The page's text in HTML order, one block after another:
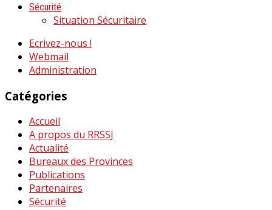
Sécurité
Situation Sécuritaire
Ecrivez-nous !
Webmail
Administration
Catégories
Accueil
A propos du RRSSJ
Actualité
Bureaux des Provinces
Publications
Partenaires
Sécurité